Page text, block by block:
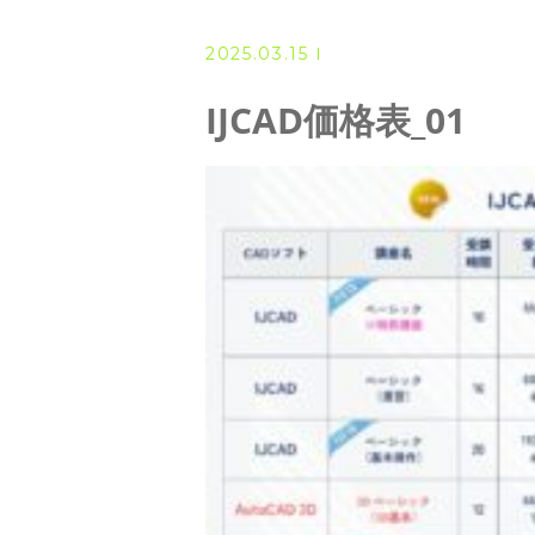
◆ オンラインによる授業／体験
◇ 書籍出版
◇ Youtubeチャンネル・ラ
◇ よくある質問
◇ お客様の声
◇ ブログ
2025.03.15
IJCAD価格表_01